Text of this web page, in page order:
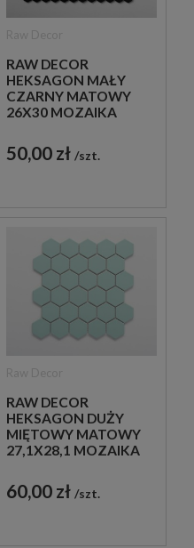
RAW DECOR
HEKSAGON MAŁY
CZARNY MATOWY
26X30 MOZAIKA
50,00 zł szt.
RAW DECOR
HEKSAGON DUŻY
MIĘTOWY MATOWY
27,1X28,1 MOZAIKA
60,00 zł szt.